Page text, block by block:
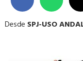
Desde SPJ-USO